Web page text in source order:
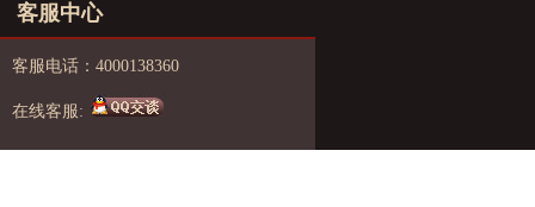
客服中心
客服电话：4000138360
在线客服: